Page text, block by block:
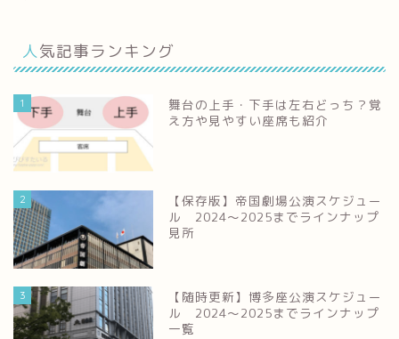
人気記事ランキング
1
舞台の上手・下手は左右どっち？覚
え方や見やすい座席も紹介
2
【保存版】帝国劇場公演スケジュー
ル 2024～2025までラインナップ
見所
3
【随時更新】博多座公演スケジュー
ル 2024～2025までラインナップ
一覧